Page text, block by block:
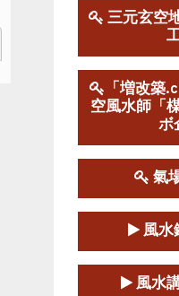
第１９期立
学講座
2025-09-13
この講座の募
陰宅三元玄
2025-06-07
この講座の募
第１８期立
学講座』
2025-06-21
三元玄空
「増改築
空風水師「
ボ
氣
風水
風水